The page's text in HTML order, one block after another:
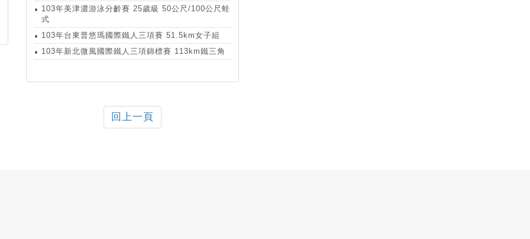
103年美津濃游泳分齡賽 25歲級 50公尺/100公尺蛙
式
103年台東普悠瑪國際鐵人三項賽 51.5km女子組
103年新北微風國際鐵人三項錦標賽 113km鐵三角
回上一頁